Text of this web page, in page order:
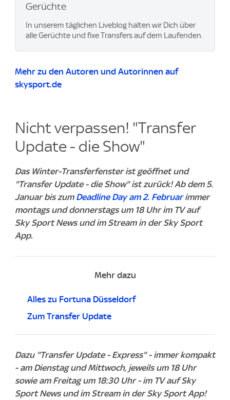
Gerüchte
In unserem täglichen Liveblog halten wir Dich über
alle Gerüchte und fixe Transfers auf dem Laufenden.
Mehr zu den Autoren und Autorinnen auf
skysport.de
Nicht verpassen! "Transfer
Update - die Show"
Das Winter-Transferfenster ist geöffnet und
"Transfer Update - die Show" ist zurück! Ab dem 5.
Januar bis zum Deadline Day am 2. Februarimmer
montags und donnerstags um 18 Uhr im TV auf
Sky Sport News und im Stream in der Sky Sport
App.
Mehr dazu
Alles zu Fortuna Düsseldorf
Zum Transfer Update
Dazu "Transfer Update - Express" - immer kompakt
- am Dienstag und Mittwoch, jeweils um 18 Uhr
sowie am Freitag um 18:30 Uhr - im TV auf Sky
Sport News und im Stream in der Sky Sport App!